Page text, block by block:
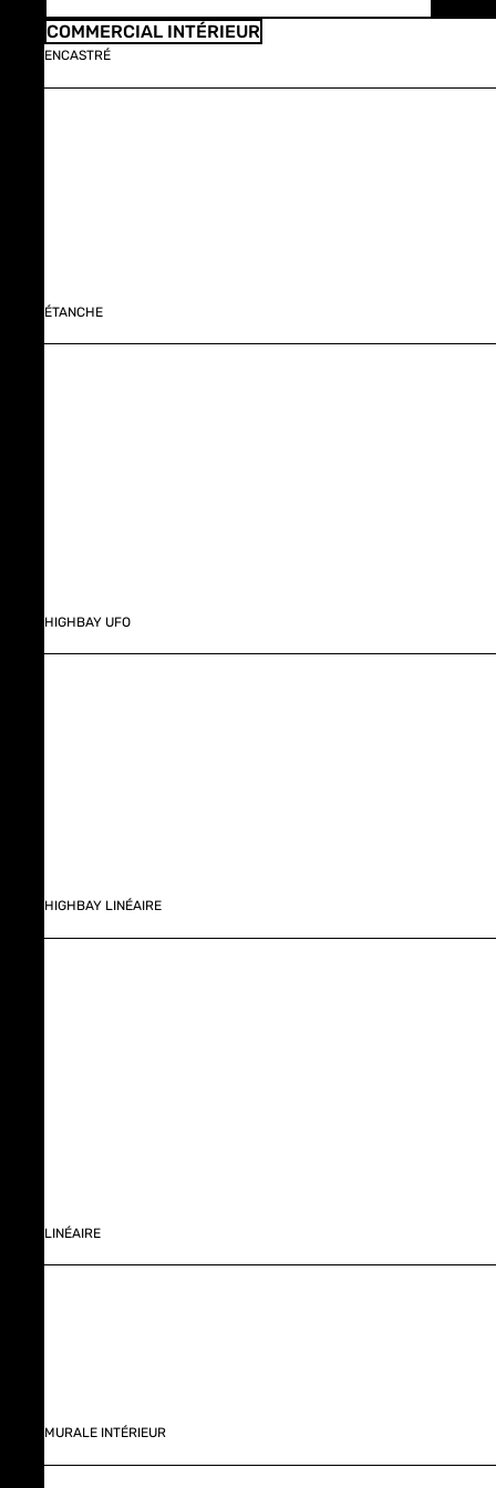
COMMERCIAL INTÉRIEUR
ENCASTRÉ
ÉTANCHE
HIGHBAY UFO
HIGHBAY LINÉAIRE
LINÉAIRE
MURALE INTÉRIEUR